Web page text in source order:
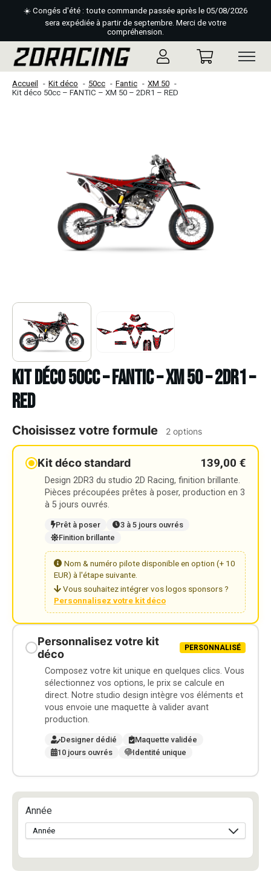
☀️ Congés d'été : toute commande passée après le 05/08/2026
sera expédiée à partir de septembre. Merci de votre
compréhension.
Accueil Kit déco 50cc Fantic
XM 50
Kit déco 50cc – FANTIC – XM 50 – 2DR1 – RED
Kit déco 50cc – FANTIC – XM 50 – 2DR1 –
RED
Choisissez votre formule 2 options
Kit déco standard 139,00 €
Design 2DR3 du studio 2D Racing, finition brillante.
Pièces précoupées prêtes à poser, production en 3
à 5 jours ouvrés.
Prêt à poser
3 à 5 jours ouvrés
Finition brillante
Nom & numéro pilote disponible en option (+ 10
EUR) à l'étape suivante.
Vous souhaitez intégrer vos logos sponsors ?
Personnalisez votre kit déco
Personnalisez votre kit
déco
PERSONNALISÉ
Composez votre kit unique en quelques clics. Vous
sélectionnez vos options, le prix se calcule en
direct. Notre studio design intègre vos éléments et
vous envoie une maquette à valider avant
production.
Designer dédié
Maquette validée
10 jours ouvrés
Identité unique
Année